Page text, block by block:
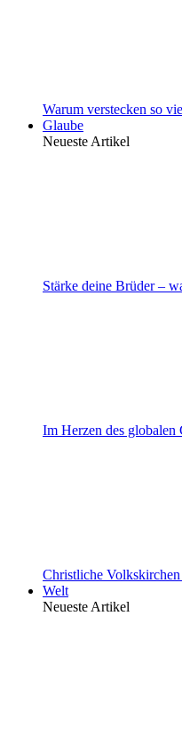
Warum verstecken so
Glaube
Neueste Artikel
Stärke deine Brüder –
Im Herzen des
Christliche
Welt
Neueste Artikel